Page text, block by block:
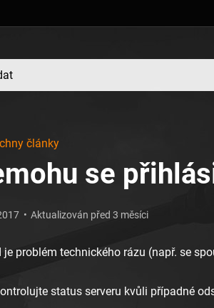
články
se
Aktualizován před 3 měsíci
je problém technického rázu (např. se
status serveru kvůli případné